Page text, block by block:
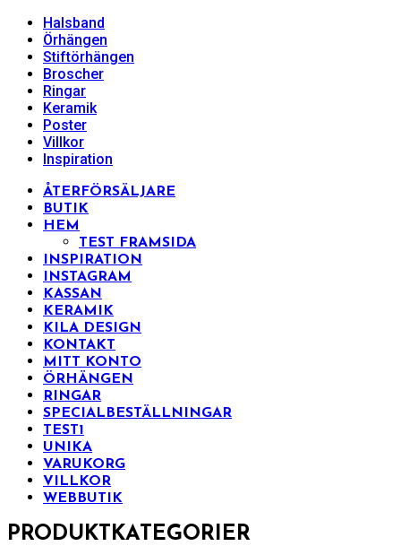
Halsband
Örhängen
Stiftörhängen
Broscher
Ringar
Keramik
Poster
Villkor
Inspiration
ÅTERFÖRSÄLJARE
BUTIK
HEM
TEST FRAMSIDA
INSPIRATION
INSTAGRAM
KASSAN
KERAMIK
KILA DESIGN
KONTAKT
MITT KONTO
ÖRHÄNGEN
RINGAR
SPECIALBESTÄLLNINGAR
TEST1
UNIKA
VARUKORG
VILLKOR
WEBBUTIK
PRODUKTKATEGORIER